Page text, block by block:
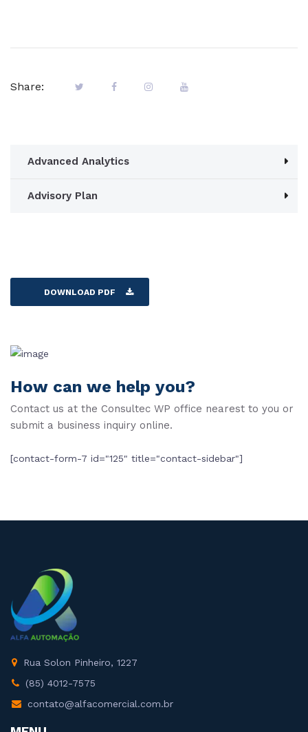
Share:
Advanced Analytics
Advisory Plan
DOWNLOAD PDF
How can we help you?
Contact us at the Consultec WP office nearest to you or
submit a business inquiry online.
[contact-form-7 id="125" title="contact-sidebar"]
Rua Solon Pinheiro, 1227
(85) 4012-7575
contato@alfacomercial.com.br